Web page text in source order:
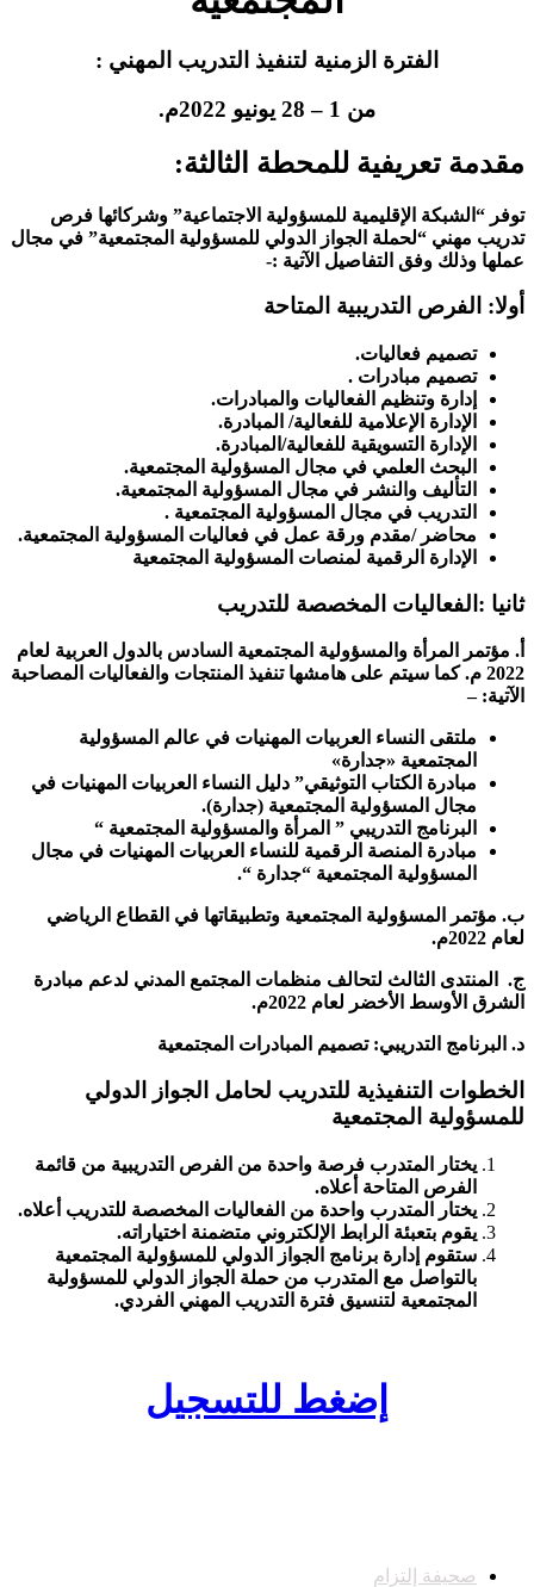
الفترة الزمنية لتنفيذ التدريب المهني :
من 1 – 28 يونيو 2022م.
مقدمة تعريفية للمحطة الثالثة:
توفر “الشبكة الإقليمية للمسؤولية الاجتماعية” وشركائها فرص
تدريب مهني “لحملة الجواز الدولي للمسؤولية المجتمعية” في مجال
عملها وذلك وفق التفاصيل الآتية :-
أولا: الفرص التدريبية المتاحة
تصميم فعاليات.
تصميم مبادرات .
إدارة وتنظيم الفعاليات والمبادرات.
الإدارة الإعلامية للفعالية/ المبادرة.
الإدارة التسويقية للفعالية/المبادرة.
البحث العلمي في مجال المسؤولية المجتمعية.
التأليف والنشر في مجال المسؤولية المجتمعية.
التدريب في مجال المسؤولية المجتمعية .
محاضر /مقدم ورقة عمل في فعاليات المسؤولية المجتمعية.
الإدارة الرقمية لمنصات المسؤولية المجتمعية
ثانيا :الفعاليات المخصصة للتدريب
أ. مؤتمر المرأة والمسؤولية المجتمعية السادس بالدول العربية لعام
2022 م. كما سيتم على هامشها تنفيذ المنتجات والفعاليات المصاحبة
الآتية: –
ملتقى النساء العربيات المهنيات في عالم المسؤولية
المجتمعية «جدارة»
مبادرة الكتاب التوثيقي” دليل النساء العربيات المهنيات في
مجال المسؤولية المجتمعية (جدارة).
البرنامج التدريبي ” المرأة والمسؤولية المجتمعية “
مبادرة المنصة الرقمية للنساء العربيات المهنيات في مجال
المسؤولية المجتمعية “جدارة “.
ب. مؤتمر المسؤولية المجتمعية وتطبيقاتها في القطاع الرياضي
لعام 2022م.
ج. المنتدى الثالث لتحالف منظمات المجتمع المدني لدعم مبادرة
الشرق الأوسط الأخضر لعام 2022م.
د. البرنامج التدريبي: تصميم المبادرات المجتمعية
الخطوات التنفيذية للتدريب لحامل الجواز الدولي
للمسؤولية المجتمعية
يختار المتدرب فرصة واحدة من الفرص التدريبية من قائمة
الفرص المتاحة أعلاه.
يختار المتدرب واحدة من الفعاليات المخصصة للتدريب أعلاه.
يقوم بتعبئة الرابط الإلكتروني متضمنة اختياراته.
ستقوم إدارة برنامج الجواز الدولي للمسؤولية المجتمعية
بالتواصل مع المتدرب من حملة الجواز الدولي للمسؤولية
المجتمعية لتنسيق فترة التدريب المهني الفردي.
إضغط للتسجيل
صحيفة إلتزام